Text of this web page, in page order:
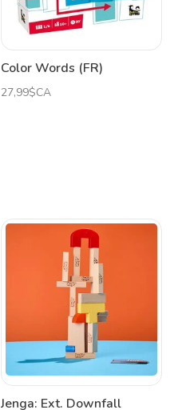
Color Words (FR)
27,99$CA
Jenga: Ext. Downfall